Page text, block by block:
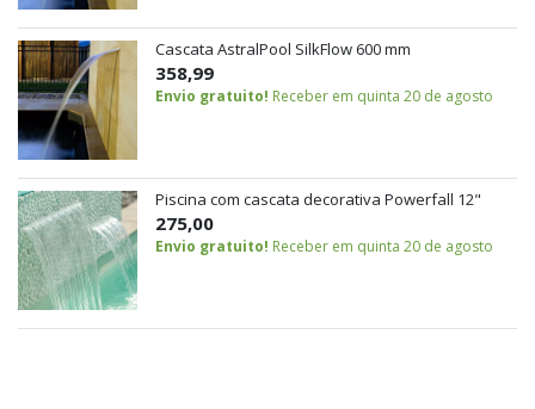
Cascata AstralPool SilkFlow 600 mm
358,99
Envio gratuito! Receber em quinta 20 de agosto
Piscina com cascata decorativa Powerfall 12"
275,00
Envio gratuito! Receber em quinta 20 de agosto